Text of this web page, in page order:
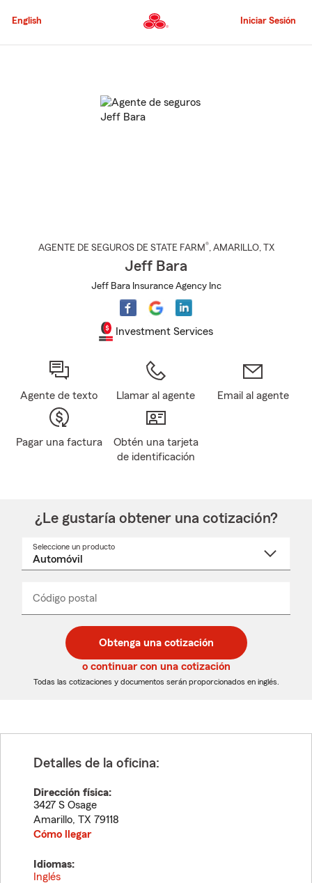
al
principal
English Iniciar Sesión
AGENTE DE SEGUROS DE STATE FARM®, AMARILLO, TX
Jeff Bara
Jeff Bara Insurance Agency Inc
Investment Services
Agente de texto Llamar al agente Email al agente
Pagar una factura
Obtén una tarjeta
de identificación
¿Le gustaría obtener una cotización?
Seleccione un producto
desplegable
Código postal
de
5
dígitos
de
5
dígitos
_____
Obtenga una cotización
o continuar con una cotización
Todas las cotizaciones y documentos serán proporcionados en inglés.
Detalles de la oficina:
Dirección física:
3427 S Osage
Amarillo, TX 79118
Cómo llegar
Idiomas:
Inglés